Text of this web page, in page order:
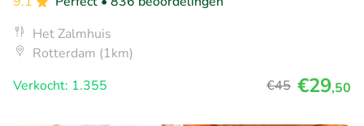
Het Zalmhuis
Rotterdam (1km)
Verkocht: 1.355
€45 €29,50